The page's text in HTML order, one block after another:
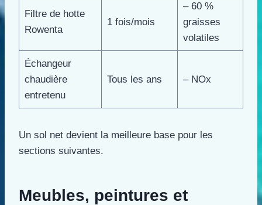
Filtre de hotte
Rowenta
1 fois/mois
– 60 %
graisses
volatiles
Échangeur
chaudière
entretenu
Tous les ans – NOx
Un sol net devient la meilleure base pour les
sections suivantes.
Meubles, peintures et